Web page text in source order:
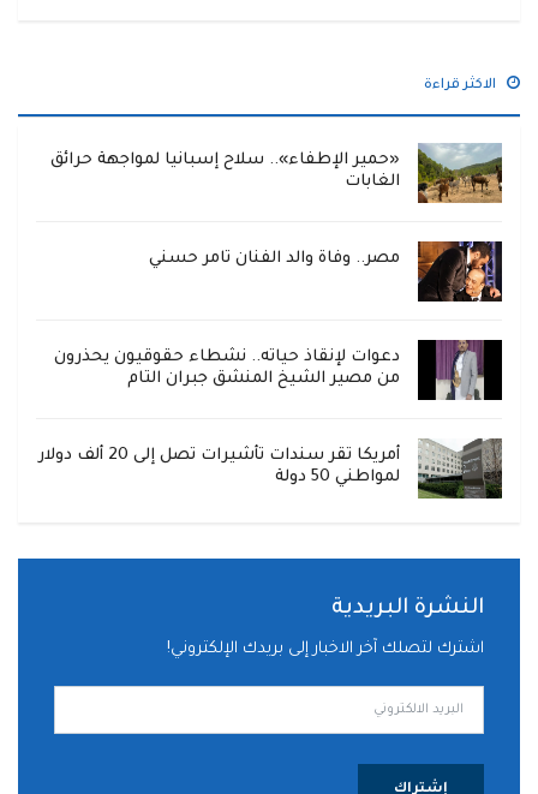
الاكثر قراءة
«حمير الإطفاء».. سلاح إسبانيا لمواجهة حرائق
الغابات
مصر.. وفاة والد الفنان تامر حسني
دعوات لإنقاذ حياته.. نشطاء حقوقيون يحذرون
من مصير الشيخ المنشق جبران التام
أمريكا تقر سندات تأشيرات تصل إلى 20 ألف دولار
لمواطني 50 دولة
النشرة البريدية
اشترك لتصلك آخر الاخبار إلى بريدك الإلكتروني!
إشتراك